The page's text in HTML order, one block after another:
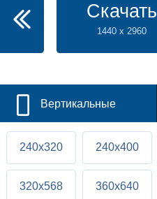
Скачать
1440 x 2960
Вертикальные
240x320 240x400
320x568 360x640